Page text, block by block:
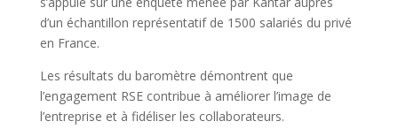
d’un échantillon représentatif de 1500 salariés du privé
en France.
Les résultats du baromètre démontrent que
l’engagement RSE contribue à améliorer l’image de
l’entreprise et à fidéliser les collaborateurs.